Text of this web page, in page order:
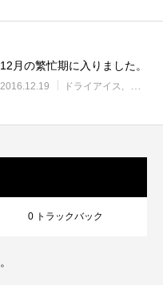
12月の繁忙期に入りました。
2016.12.19 ドライアイス
0 トラックバック